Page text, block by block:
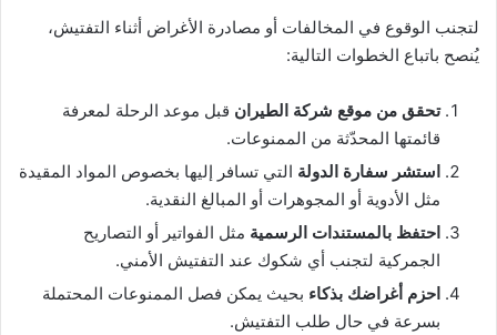
لتجنب الوقوع في المخالفات أو مصادرة الأغراض أثناء التفتيش،
يُنصح باتباع الخطوات التالية:
تحقق من موقع شركة الطيران قبل موعد الرحلة لمعرفة
قائمتها المحدّثة من الممنوعات.
استشر سفارة الدولة التي تسافر إليها بخصوص المواد المقيدة
مثل الأدوية أو المجوهرات أو المبالغ النقدية.
احتفظ بالمستندات الرسمية مثل الفواتير أو التصاريح
الجمركية لتجنب أي شكوك عند التفتيش الأمني.
احزم أغراضك بذكاء بحيث يمكن فصل الممنوعات المحتملة
بسرعة في حال طلب التفتيش.